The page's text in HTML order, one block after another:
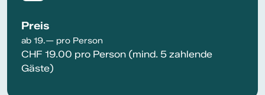
Preis
ab 19.— pro Person
CHF 19.00 pro Person (mind. 5 zahlende
Gäste)